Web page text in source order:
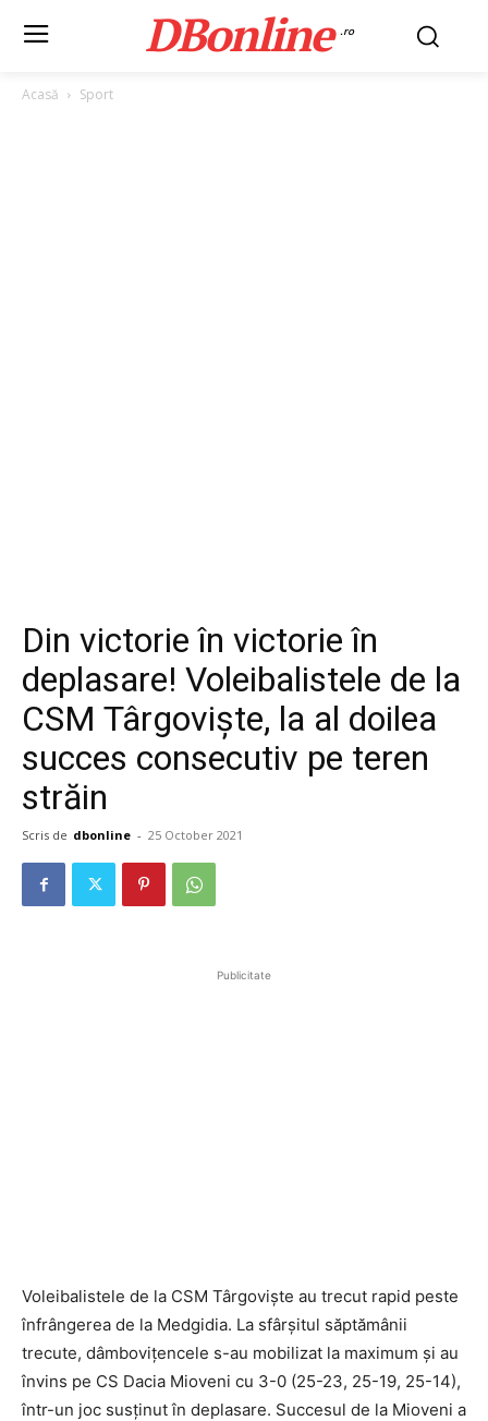
DBonline .ro
Acasă Sport
Din victorie în victorie în
deplasare! Voleibalistele de la
CSM Târgoviște, la al doilea
succes consecutiv pe teren
străin
Scris de dbonline - 25 October 2021
Publicitate
Voleibalistele de la CSM Târgoviște au trecut rapid peste
înfrângerea de la Medgidia. La sfârșitul săptămânii
trecute, dâmbovițencele s-au mobilizat la maximum și au
învins pe CS Dacia Mioveni cu 3-0 (25-23, 25-19, 25-14),
într-un joc susținut în deplasare. Succesul de la Mioveni a